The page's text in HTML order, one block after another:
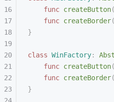
    func
createButton
    func
createBorder
}
class WinFactory:
    func
createButton
    func
createBorder
}